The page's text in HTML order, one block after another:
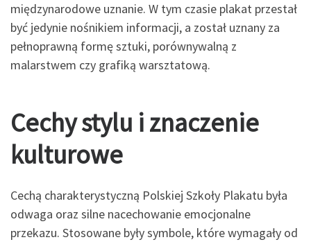
międzynarodowe uznanie. W tym czasie plakat przestał
być jedynie nośnikiem informacji, a został uznany za
pełnoprawną formę sztuki, porównywalną z
malarstwem czy grafiką warsztatową.
Cechy stylu i znaczenie
kulturowe
Cechą charakterystyczną Polskiej Szkoły Plakatu była
odwaga oraz silne nacechowanie emocjonalne
przekazu. Stosowane były symbole, które wymagały od